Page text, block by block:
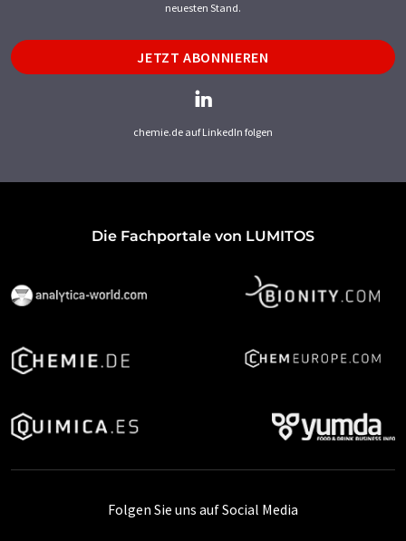
neuesten Stand.
JETZT ABONNIEREN
chemie.de auf LinkedIn folgen
Die Fachportale von LUMITOS
Folgen Sie uns auf Social Media